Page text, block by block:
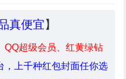
真便宜】
QQ超级会员、红黄绿钻
，上千种红包封面任你选